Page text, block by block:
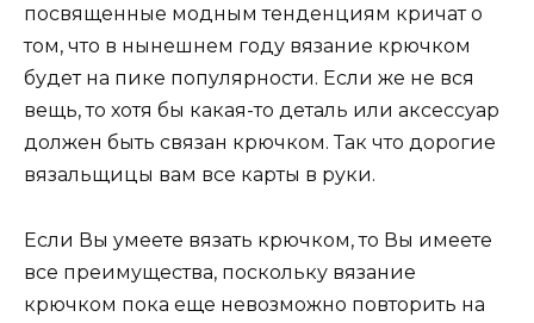
посвященные модным тенденциям кричат о
том, что в нынешнем году вязание крючком
будет на пике популярности. Если же не вся
вещь, то хотя бы какая-то деталь или аксессуар
должен быть связан крючком. Так что дорогие
вязальщицы вам все карты в руки.
Если Вы умеете вязать крючком, то Вы имеете
все преимущества, поскольку вязание
крючком пока еще невозможно повторить на